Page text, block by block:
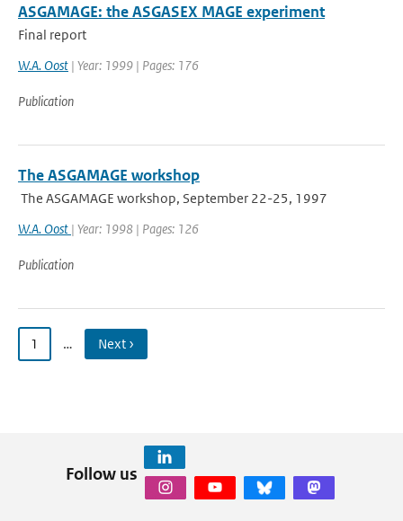
ASGAMAGE: the ASGASEX MAGE experiment
Final report
W.A. Oost | Year: 1999 | Pages: 176
Publication
The ASGAMAGE workshop
The ASGAMAGE workshop, September 22-25, 1997
W.A. Oost | Year: 1998 | Pages: 126
Publication
1 … Next ›
Follow us